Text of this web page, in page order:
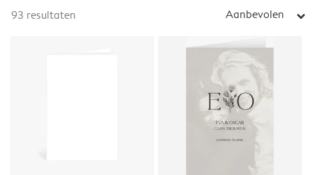
93 resultaten Aanbevolen arrow_right